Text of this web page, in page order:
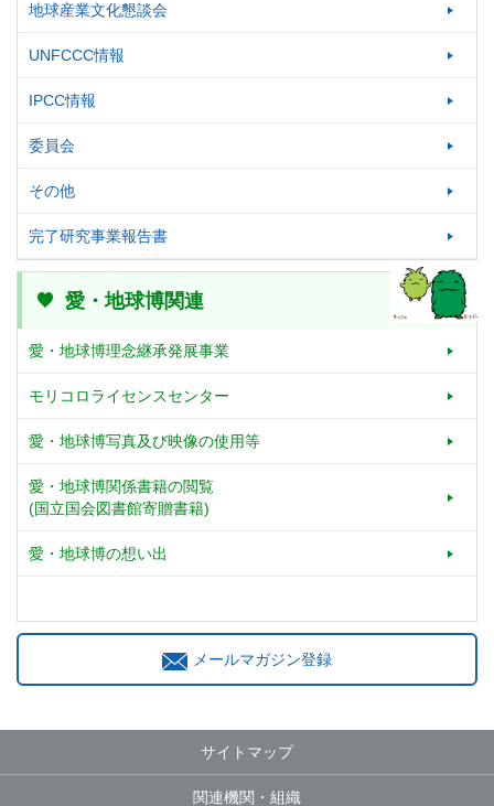
地球産業文化懇談会
UNFCCC情報
IPCC情報
委員会
その他
完了研究事業報告書
愛・地球博関連
愛・地球博理念継承発展事業
モリコロライセンスセンター
愛・地球博写真及び映像の使用等
愛・地球博関係書籍の閲覧
(国立国会図書館寄贈書籍)
愛・地球博の想い出
メールマガジン登録
サイトマップ
関連機関・組織